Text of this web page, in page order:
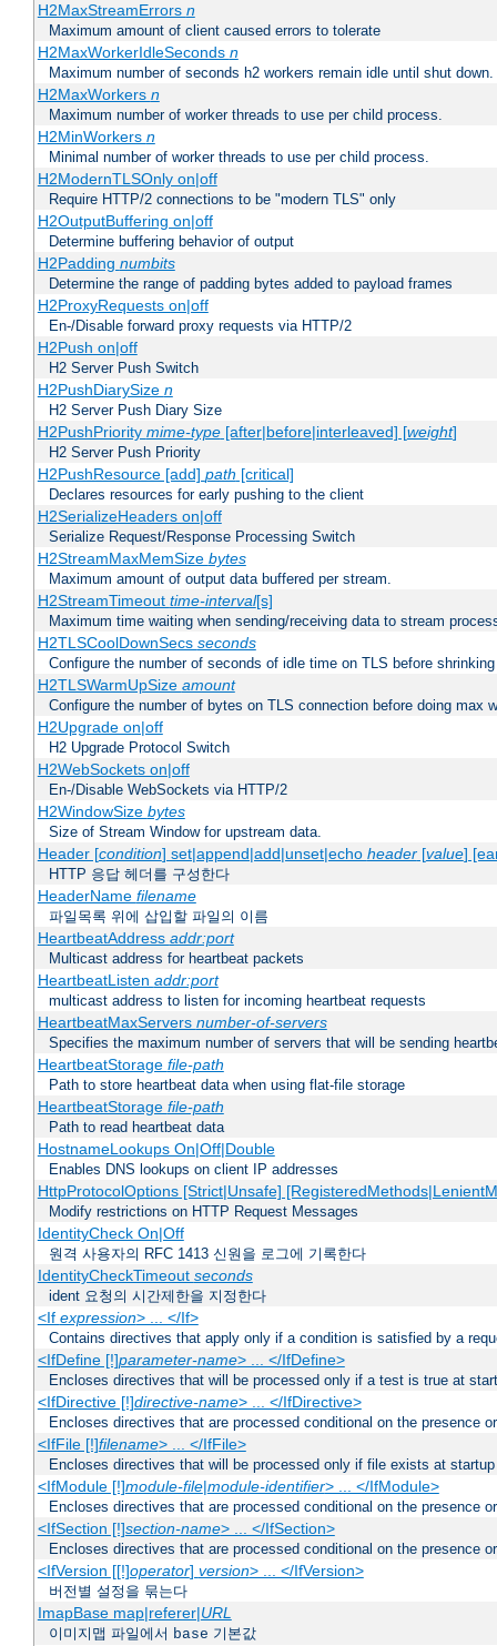
H2MaxStreamErrors n
Maximum amount of client caused errors to tolerate
H2MaxWorkerIdleSeconds n
Maximum number of seconds h2 workers remain idle until shut down.
H2MaxWorkers n
Maximum number of worker threads to use per child process.
H2MinWorkers n
Minimal number of worker threads to use per child process.
H2ModernTLSOnly on|off
Require HTTP/2 connections to be "modern TLS" only
H2OutputBuffering on|off
Determine buffering behavior of output
H2Padding numbits
Determine the range of padding bytes added to payload frames
H2ProxyRequests on|off
En-/Disable forward proxy requests via HTTP/2
H2Push on|off
H2 Server Push Switch
H2PushDiarySize n
H2 Server Push Diary Size
H2PushPriority mime-type[after|before|interleaved] [weight]
H2 Server Push Priority
H2PushResource [add] path [critical]
Declares resources for early pushing to the client
H2SerializeHeaders on|off
Serialize Request/Response Processing Switch
H2StreamMaxMemSize bytes
Maximum amount of output data buffered per stream.
H2StreamTimeout time-interval[s]
Maximum time waiting when sending/receiving data to stream
H2TLSCoolDownSecs seconds
Configure the number of seconds of idle time on TLS before
H2TLSWarmUpSize amount
Configure the number of bytes on TLS connection before doing max
H2Upgrade on|off
H2 Upgrade Protocol Switch
H2WebSockets on|off
En-/Disable WebSockets via HTTP/2
H2WindowSize bytes
Size of Stream Window for upstream data.
Header [condition] set|append|add|unset|echo header[value]
HTTP 응답 헤더를 구성한다
HeaderName filename
파일목록 위에 삽입할 파일의 이름
HeartbeatAddress addr:port
Multicast address for heartbeat packets
HeartbeatListen addr:port
multicast address to listen for incoming heartbeat requests
HeartbeatMaxServers number-of-servers
Specifies the maximum number of servers that will be sending
HeartbeatStorage file-path
Path to store heartbeat data when using flat-file storage
HeartbeatStorage file-path
Path to read heartbeat data
HostnameLookups On|Off|Double
Enables DNS lookups on client IP addresses
HttpProtocolOptions [Strict|Unsafe]
Modify restrictions on HTTP Request Messages
IdentityCheck On|Off
원격 사용자의 RFC 1413 신원을 로그에 기록한다
IdentityCheckTimeout seconds
ident 요청의 시간제한을 지정한다
<If expression> ... </If>
Contains directives that apply only if a condition is satisfied by a
<IfDefine [!]parameter-name> ... </IfDefine>
Encloses directives that will be processed only if a test is true at
<IfDirective [!]directive-name> ... </IfDirective>
Encloses directives that are processed conditional on the presence
<IfFile [!]filename> ... </IfFile>
Encloses directives that will be processed only if file exists at startup
<IfModule [!]module-file|module-identifier> ... </IfModule>
Encloses directives that are processed conditional on the presence
<IfSection [!]section-name> ... </IfSection>
Encloses directives that are processed conditional on the presence
<IfVersion [[!]operator] version> ... </IfVersion>
버전별 설정을 묶는다
ImapBase map|referer|URL
이미지맵 파일에서 base 기본값